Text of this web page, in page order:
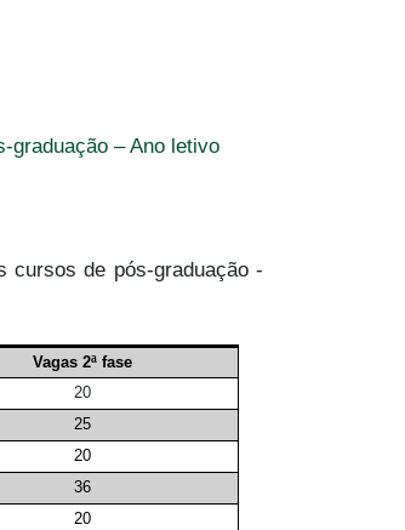
graduação – Ano letivo
cursos de pós-graduação -
Vagas 2ª fase
20
25
20
36
20